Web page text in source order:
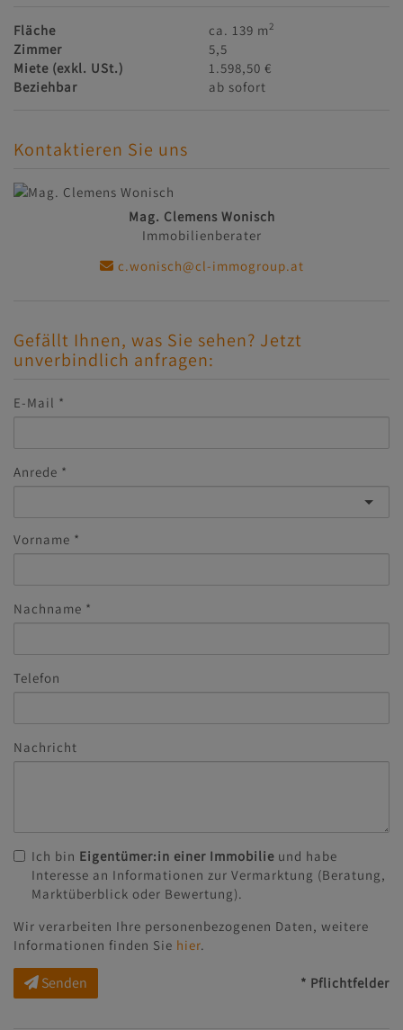
Fläche ca. 139 m2
Zimmer
5,5
Miete (exkl. USt.)
1.598,50 €
Beziehbar
ab sofort
Kontaktieren Sie uns
Mag. Clemens Wonisch
Immobilienberater
c.wonisch@cl-immogroup.at
Gefällt Ihnen, was Sie sehen? Jetzt
unverbindlich anfragen:
E-Mail
Anrede
Vorname
Nachname
Telefon
Nachricht
Ich bin Eigentümer:in einer Immobilie und habe
Interesse an Informationen zur Vermarktung (Beratung,
Marktüberblick oder Bewertung).
Wir verarbeiten Ihre personenbezogenen Daten, weitere
Informationen finden Sie hier.
Senden * Pflichtfelder